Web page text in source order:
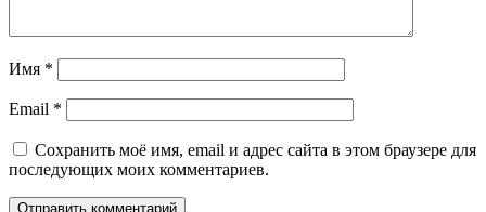
Имя *
Email *
Сохранить моё имя, email и адрес сайта в этом браузере для
последующих моих комментариев.